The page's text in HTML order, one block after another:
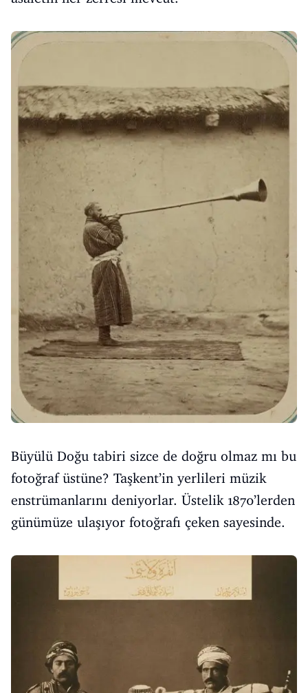
Büyülü Doğu tabiri sizce de doğru olmaz mı bu
fotoğraf üstüne? Taşkent’in yerlileri müzik
enstrümanlarını deniyorlar. Üstelik 1870’lerden
günümüze ulaşıyor fotoğrafı çeken sayesinde.